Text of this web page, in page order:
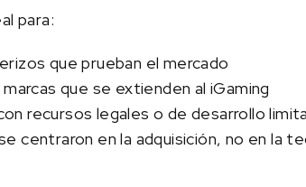
para:
que prueban el mercado
que se extienden al iGaming
recursos legales o de desarrollo
centraron en la adquisición, no en la